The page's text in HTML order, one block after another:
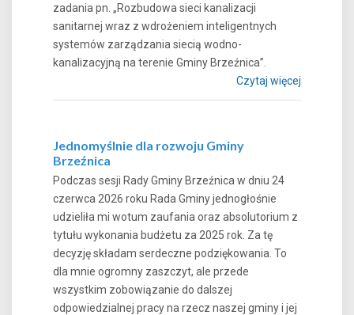
zadania pn. „Rozbudowa sieci kanalizacji
sanitarnej wraz z wdrożeniem inteligentnych
systemów zarządzania siecią wodno-
kanalizacyjną na terenie Gminy Brzeźnica”.
Czytaj więcej
Jednomyślnie dla rozwoju Gminy
Brzeźnica
Podczas sesji Rady Gminy Brzeźnica w dniu 24
czerwca 2026 roku Rada Gminy jednogłośnie
udzieliła mi wotum zaufania oraz absolutorium z
tytułu wykonania budżetu za 2025 rok. Za tę
decyzję składam serdeczne podziękowania. To
dla mnie ogromny zaszczyt, ale przede
wszystkim zobowiązanie do dalszej
odpowiedzialnej pracy na rzecz naszej gminy i jej